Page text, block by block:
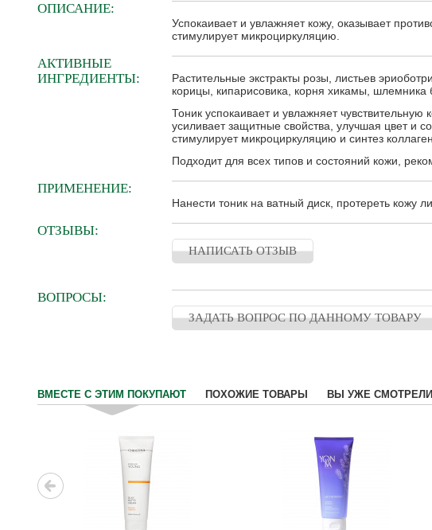
ОПИСАНИЕ:
Успокаивает и увлажняет кожу, оказывает
стимулирует микроциркуляцию.
АКТИВНЫЕ
ИНГРЕДИЕНТЫ:
Растительные экстракты розы, листьев
корицы, кипарисовика, корня хикамы, шлемника
Тоник успокаивает и увлажняет
усиливает защитные свойства, улучшая цвет и
стимулирует микроциркуляцию и синтез
Подходит для всех типов и состояний кожи,
ПРИМЕНЕНИЕ:
Нанести тоник на ватный диск, протереть кожу
ОТЗЫВЫ:
НАПИСАТЬ ОТЗЫВ
ВОПРОСЫ:
ЗАДАТЬ ВОПРОС ПО ДАННОМУ ТОВАРУ
ВМЕСТЕ С ЭТИМ ПОКУПАЮТ ПОХОЖИЕ ТОВАРЫ ВЫ УЖЕ СМОТРЕЛИ